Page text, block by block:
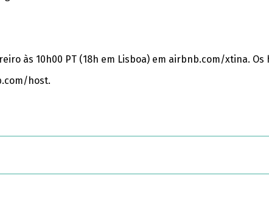
às 10h00 PT (18h em Lisboa) em airbnb.com/xtina.
host.